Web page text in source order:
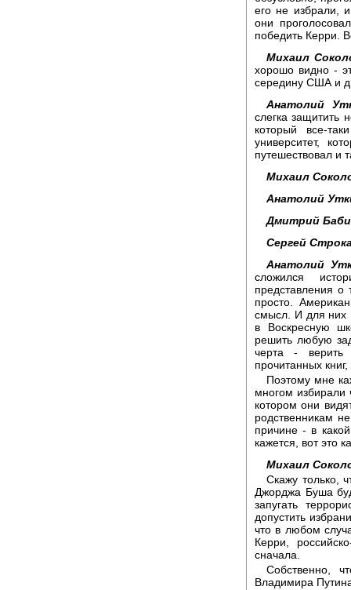
его не избрали,
они
победить Керри.
Михаил
хорошо видно -
середину США и
Анатолий
слегка
который все-
университет,
путешествовал и
Михаил
Анатолий
Дмитрий
Сергей
Анатолий
сложился
представления о
просто.
смысл. И для них
в Воскресную
решить любую
черта -
прочитанных
Поэтому мне
многом избирали
котором они
родственникам
причине - в
кажется, вот это
Михаил
Скажу только,
Джорджа Буша
запугать
допустить
что в любом
Керри,
сначала.
Собственно,
Владимира